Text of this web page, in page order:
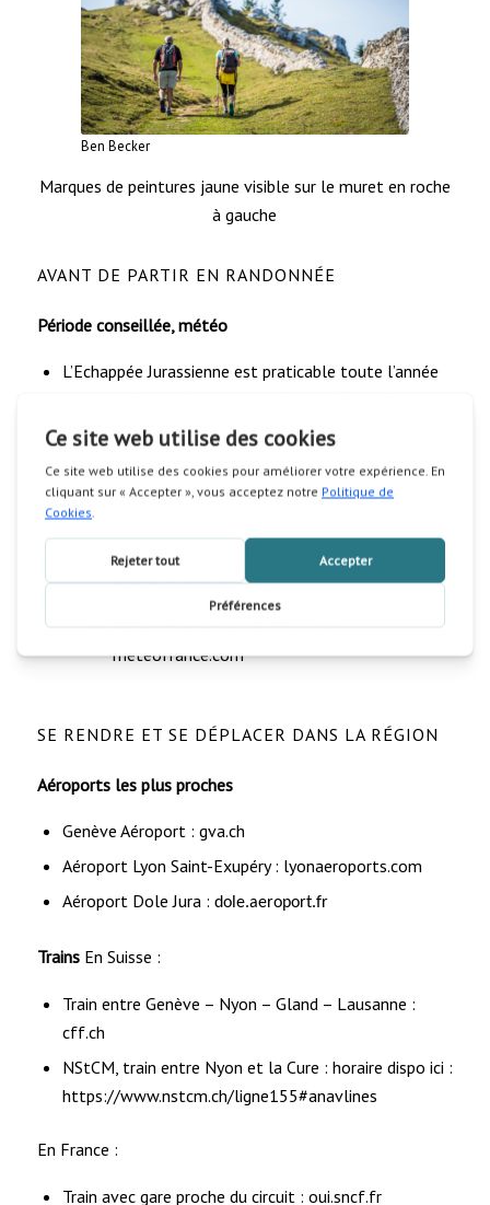
Ben Becker
Marques de peintures jaune visible sur le muret en roche
à gauche
AVANT DE PARTIR EN RANDONNÉE
Période conseillée, météo
L’Echappée Jurassienne est praticable toute l’année
domaine skiable en hiver donc inaccessible à pied
Avant de partir, il est recommandé de prendre
connaissance des prévisions météorologiques :
Météo Suisse, tel 0041 58 460 98 88,
meteo-suisse.admin.ch
meteofrance.com
SE RENDRE ET SE DÉPLACER DANS LA RÉGION
Aéroports les plus proches
Genève Aéroport : gva.ch
Aéroport Lyon Saint-Exupéry : lyonaeroports.com
Aéroport Dole Jura : dole.aeroport.fr
TrainsEn Suisse :
Train entre Genève – Nyon – Gland – Lausanne :
cff.ch
NStCM, train entre Nyon et la Cure : horaire dispo ici :
https://www.nstcm.ch/ligne155#anavlines
En France :
Train avec gare proche du circuit : oui.sncf.fr